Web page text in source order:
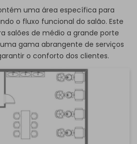
uma área específica para
o fluxo funcional do salão. Este
salões de médio a grande porte
gama abrangente de serviços
o conforto dos clientes.